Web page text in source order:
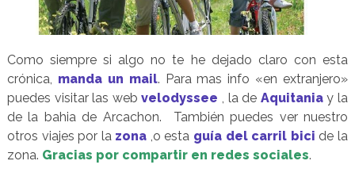
Como siempre si algo no te he dejado claro con esta
crónica, manda un mail. Para mas info «en extranjero»
puedes visitar las webvelodyssee , la de Aquitaniay la
de la bahia de Arcachon. También puedes ver nuestro
otros viajes por la zona ,o esta guía del carril bici de la
zona. Gracias por compartir en redes sociales.